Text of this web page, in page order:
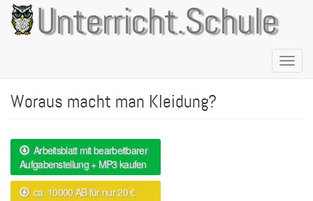
Direkt
zum
Inhalt
Unterricht.Schule
Woraus macht man Kleidung?
Arbeitsblatt mit bearbeitbarer
Aufgabenstellung + MP3 kaufen
ca. 10000 AB für nur 20 €